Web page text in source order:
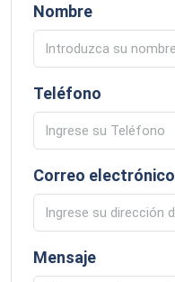
Nombre
Teléfono
Correo electrónico
Mensaje